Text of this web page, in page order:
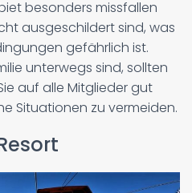
besonders missfallen
ausgeschildert sind, was
gefährlich ist.
unterwegs sind, sollten
auf alle Mitglieder gut
Situationen zu vermeiden.